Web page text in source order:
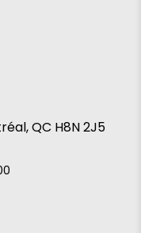
QC H8N 2J5